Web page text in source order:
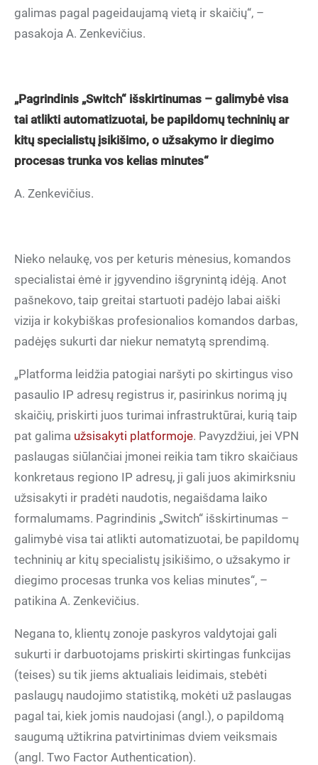
galimas pagal pageidaujamą vietą ir skaičių“, –
pasakoja A. Zenkevičius.
„Pagrindinis „Switch“ išskirtinumas – galimybė visa
tai atlikti automatizuotai, be papildomų techninių ar
kitų specialistų įsikišimo, o užsakymo ir diegimo
procesas trunka vos kelias minutes“
A. Zenkevičius.
Nieko nelaukę, vos per keturis mėnesius, komandos
specialistai ėmė ir įgyvendino išgrynintą idėją. Anot
pašnekovo, taip greitai startuoti padėjo labai aiški
vizija ir kokybiškas profesionalios komandos darbas,
padėjęs sukurti dar niekur nematytą sprendimą.
„Platforma leidžia patogiai naršyti po skirtingus viso
pasaulio IP adresų registrus ir, pasirinkus norimą jų
skaičių, priskirti juos turimai infrastruktūrai, kurią taip
pat galima užsisakyti platformoje. Pavyzdžiui, jei VPN
paslaugas siūlančiai įmonei reikia tam tikro skaičiaus
konkretaus regiono IP adresų, ji gali juos akimirksniu
užsisakyti ir pradėti naudotis, negaišdama laiko
formalumams. Pagrindinis „Switch“ išskirtinumas –
galimybė visa tai atlikti automatizuotai, be papildomų
techninių ar kitų specialistų įsikišimo, o užsakymo ir
diegimo procesas trunka vos kelias minutes“, –
patikina A. Zenkevičius.
Negana to, klientų zonoje paskyros valdytojai gali
sukurti ir darbuotojams priskirti skirtingas funkcijas
(teises) su tik jiems aktualiais leidimais, stebėti
paslaugų naudojimo statistiką, mokėti už paslaugas
pagal tai, kiek jomis naudojasi (angl.), o papildomą
saugumą užtikrina patvirtinimas dviem veiksmais
(angl. Two Factor Authentication).